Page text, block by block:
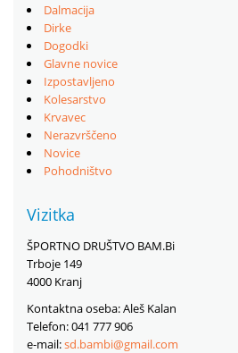
Dalmacija
Dirke
Dogodki
Glavne novice
Izpostavljeno
Kolesarstvo
Krvavec
Nerazvrščeno
Novice
Pohodništvo
Vizitka
ŠPORTNO DRUŠTVO BAM.Bi
Trboje 149
4000 Kranj
Kontaktna oseba: Aleš Kalan
Telefon: 041 777 906
e-mail:sd.bambi@gmail.com